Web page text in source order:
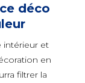
déco
intérieur et
en
filtrer la